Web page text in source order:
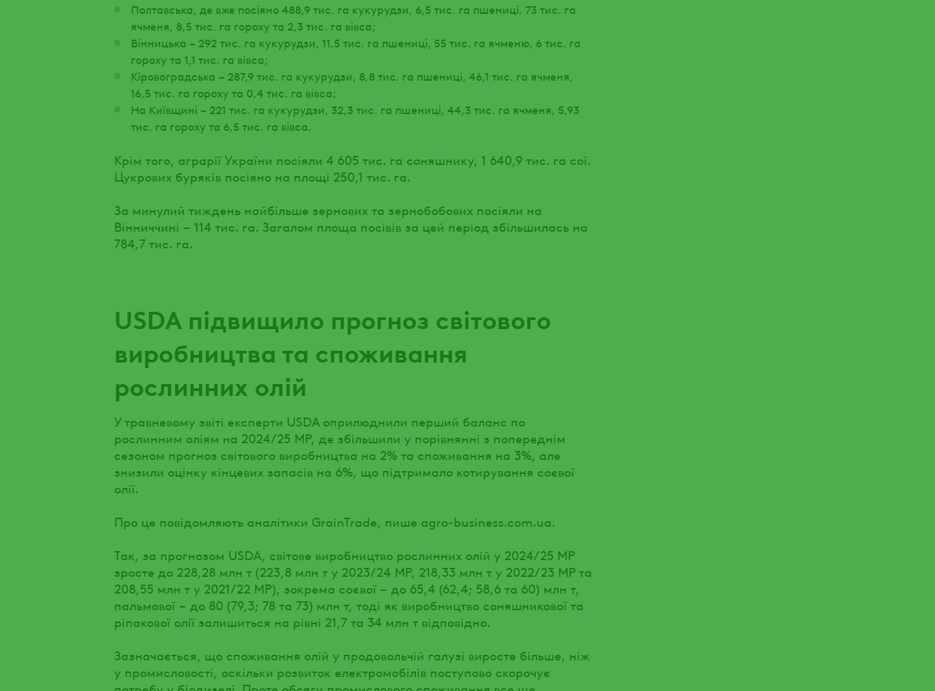
Полтавська, де вже посіяно 488,9 тис. га кукурудзи, 6,5 тис. га пшениці, 73 тис. га
ячменя, 8,5 тис. га гороху та 2,3 тис. га вівса;
Вінницька – 292 тис. га кукурудзи, 11,5 тис. га пшениці, 55 тис. га ячменю, 6 тис. га
гороху та 1,1 тис. га вівса;
Кіровоградська – 287,9 тис. га кукурудзи, 8,8 тис. га пшениці, 46,1 тис. га ячменя,
16,5 тис. га гороху та 0,4 тис. га вівса;
На Київщині – 221 тис. га кукурудзи, 32,3 тис. га пшениці, 44,3 тис. га ячменя, 5,93
тис. га гороху та 6,5 тис. га вівса.
Крім того, аграрії України посіяли 4 605 тис. га соняшнику, 1 640,9 тис. га сої.
Цукрових буряків посіяно на площі 250,1 тис. га.
За минулий тиждень найбільше зернових та зернобобових посіяли на
Вінниччині – 114 тис. га. Загалом площа посівів за цей період збільшилась на
784,7 тис. га.
USDA підвищило прогноз світового
виробництва та споживання
рослинних олій
У травневому звіті експерти USDA оприлюднили перший баланс по
рослинним оліям на 2024/25 МР, де збільшили у порівнянні з попереднім
сезоном прогноз світового виробництва на 2% та споживання на 3%, але
знизили оцінку кінцевих запасів на 6%, що підтримало котирування соєвої
олії.
Про це повідомляють аналітики GrainTrade, пише agro-business.com.ua.
Так, за прогнозом USDA, світове виробництво рослинних олій у 2024/25 МР
зросте до 228,28 млн т (223,8 млн т у 2023/24 МР, 218,33 млн т у 2022/23 МР та
208,55 млн т у 2021/22 МР), зокрема соєвої – до 65,4 (62,4; 58,6 та 60) млн т,
пальмової – до 80 (79,3; 78 та 73) млн т, тоді як виробництво соняшникової та
ріпакової олії залишиться на рівні 21,7 та 34 млн т відповідно.
Зазначається, що споживання олій у продовольчій галузі виросте більше, ніж
у промисловості, оскільки розвиток електромобілів поступово скорочує